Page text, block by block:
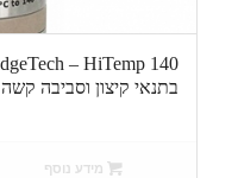
בתנאי קיצון וסביבה קשה
מידע נוסף